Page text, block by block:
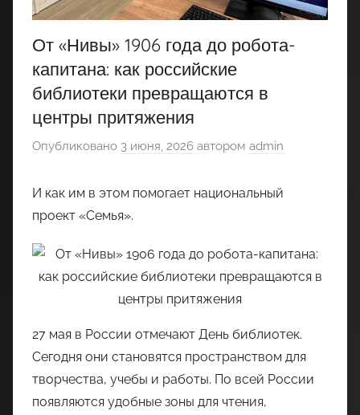
От «Нивы» 1906 года до робота-
капитана: как российские
библиотеки превращаются в
центры притяжения
Опубликовано 3 июня, 2026 автором admin
И как им в этом помогает национальный
проект «Семья».
27 мая в России отмечают День библиотек.
Сегодня они становятся пространством для
творчества, учебы и работы. По всей России
появляются удобные зоны для чтения,